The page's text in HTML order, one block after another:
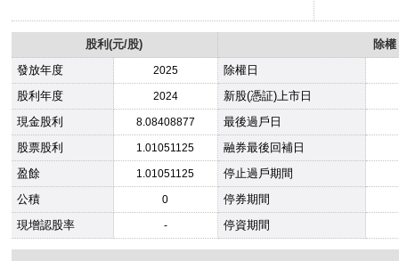
股利(元/股)
除權
發放年度
2025
除權日
股利年度
2024
新股(憑証)上市日
現金股利
8.08408877
最後過戶日
股票股利
1.01051125
融券最後回補日
盈餘
1.01051125
停止過戶期間
公積
0
停券期間
現增認股率
- 停資期間